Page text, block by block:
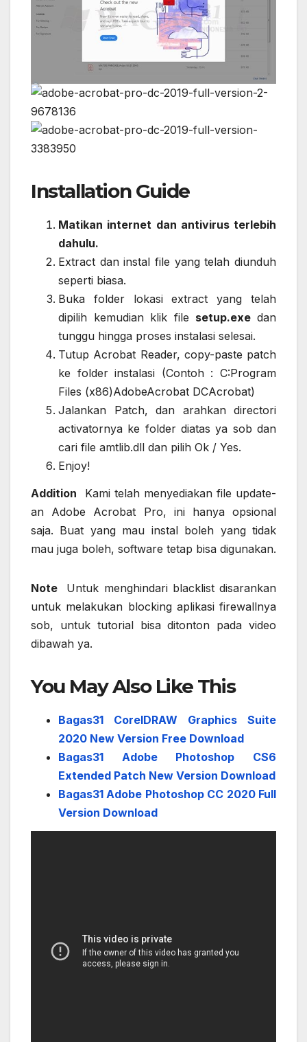
Installation Guide
Matikan internet dan antivirus terlebih
dahulu.
Extract dan instal file yang telah diunduh
seperti biasa.
Buka folder lokasi extract yang telah
dipilih kemudian klik file setup.exedan
tunggu hingga proses instalasi selesai.
Tutup Acrobat Reader, copy-paste patch
ke folder instalasi (Contoh : C:Program
Files (x86)AdobeAcrobat DCAcrobat)
Jalankan Patch, dan arahkan directori
activatornya ke folder diatas ya sob dan
cari file amtlib.dll dan pilih Ok / Yes.
Enjoy!
Addition Kami telah menyediakan file update-
an Adobe Acrobat Pro, ini hanya opsional
saja. Buat yang mau instal boleh yang tidak
mau juga boleh, software tetap bisa digunakan.
Note
Untuk menghindari blacklist disarankan
untuk melakukan blocking aplikasi firewallnya
sob, untuk tutorial bisa ditonton pada video
dibawah ya.
You May Also Like This
Bagas31 CorelDRAW Graphics Suite
2020 New Version Free Download
Bagas31 Adobe Photoshop CS6
Extended Patch New Version Download
Bagas31 Adobe Photoshop CC 2020 Full
Version Download